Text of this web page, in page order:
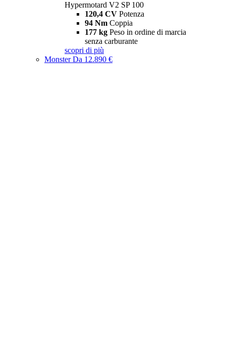
Hypermotard V2 SP 100
120,4 CV Potenza
94 Nm Coppia
177 kg Peso in ordine di marcia
senza carburante
scopri di più
MonsterDa 12.890 €